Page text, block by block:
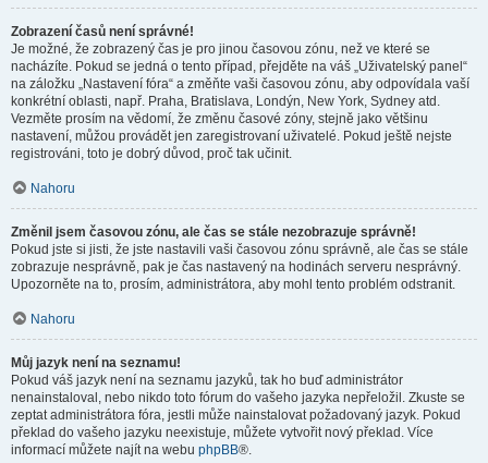
Zobrazení časů není správné!
Je možné, že zobrazený čas je pro jinou časovou zónu, než ve které se
nacházíte. Pokud se jedná o tento případ, přejděte na váš „Uživatelský panel“
na záložku „Nastavení fóra“ a změňte vaši časovou zónu, aby odpovídala vaší
konkrétní oblasti, např. Praha, Bratislava, Londýn, New York, Sydney atd.
Vezměte prosím na vědomí, že změnu časové zóny, stejně jako většinu
nastavení, můžou provádět jen zaregistrovaní uživatelé. Pokud ještě nejste
registrováni, toto je dobrý důvod, proč tak učinit.
Nahoru
Změnil jsem časovou zónu, ale čas se stále nezobrazuje správně!
Pokud jste si jisti, že jste nastavili vaši časovou zónu správně, ale čas se stále
zobrazuje nesprávně, pak je čas nastavený na hodinách serveru nesprávný.
Upozorněte na to, prosím, administrátora, aby mohl tento problém odstranit.
Nahoru
Můj jazyk není na seznamu!
Pokud váš jazyk není na seznamu jazyků, tak ho buď administrátor
nenainstaloval, nebo nikdo toto fórum do vašeho jazyka nepřeložil. Zkuste se
zeptat administrátora fóra, jestli může nainstalovat požadovaný jazyk. Pokud
překlad do vašeho jazyku neexistuje, můžete vytvořit nový překlad. Více
informací můžete najít na webu phpBB®.